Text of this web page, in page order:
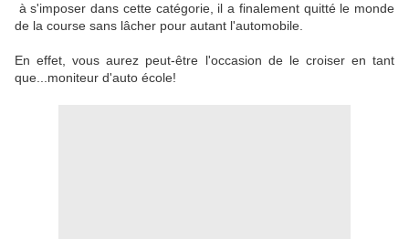
à s'imposer dans cette catégorie, il a finalement quitté le monde
de la course sans lâcher pour autant l'automobile.
En effet, vous aurez peut-être l'occasion de le croiser en tant
que...moniteur d'auto école!